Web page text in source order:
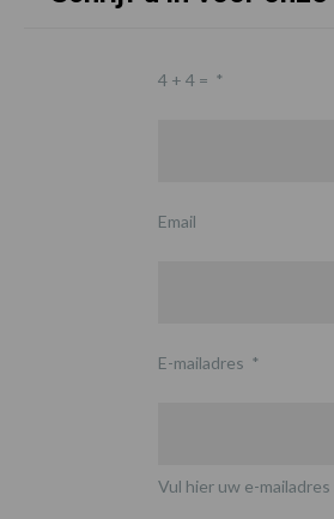
4 + 4 = *
Email
E-mailadres *
Vul hier uw e-mailadres